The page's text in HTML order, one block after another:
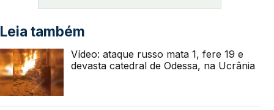
Leia também
Vídeo: ataque russo mata 1, fere 19 e
devasta catedral de Odessa, na Ucrânia